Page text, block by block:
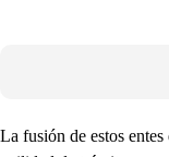
La fusión de estos